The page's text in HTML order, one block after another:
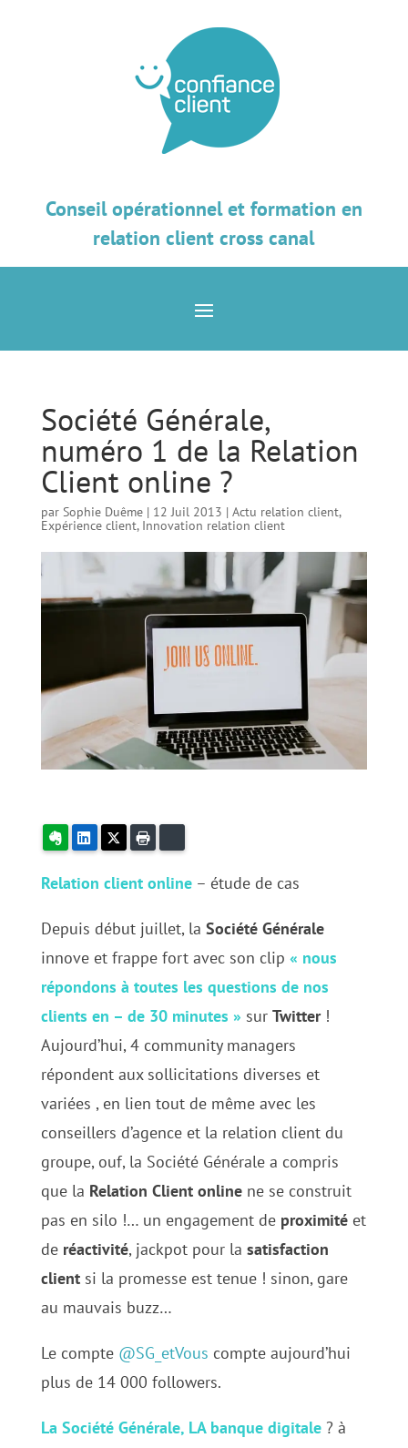
Conseil opérationnel et formation en
relation client cross canal
Société Générale,
numéro 1 de la Relation
Client online ?
par Sophie Duême| 12 Juil 2013 | Actu relation client,
Expérience client, Innovation relation client
EvernoteLinkedIn
Relation client online– étude de cas
Depuis début juillet, la Société Générale
innove et frappe fort avec son clip « nous
répondons à toutes les questions de nos
clients en – de 30 minutes » sur Twitter!
Aujourd’hui, 4 community managers
répondent aux sollicitations diverses et
variées , en lien tout de même avec les
conseillers d’agence et la relation client du
groupe, ouf, la Société Générale a compris
que la Relation Client onlinene se construit
pas en silo !… un engagement de proximitéet
de réactivité, jackpot pour la satisfaction
clientsi la promesse est tenue ! sinon, gare
au mauvais buzz…
Le compte @SG_etVous compte aujourd’hui
plus de 14 000 followers.
La Société Générale, LA banque digitale ? à